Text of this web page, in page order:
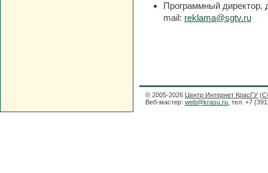
Программный директор,
mail: reklama@sgtv.ru
© 2005-2026 Центр Интернет КрасГУ (
Веб-мастер: web@krasu.ru , тел. +7